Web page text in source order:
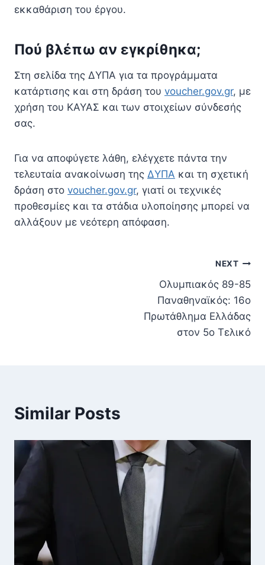
εκκαθάριση του έργου.
Πού βλέπω αν εγκρίθηκα;
Στη σελίδα της ΔΥΠΑ για τα προγράμματα
κατάρτισης και στη δράση του voucher.gov.gr, με
χρήση του ΚΑΥΑΣ και των στοιχείων σύνδεσής
σας.
Για να αποφύγετε λάθη, ελέγχετε πάντα την
τελευταία ανακοίνωση της ΔΥΠΑ και τη σχετική
δράση στο voucher.gov.gr, γιατί οι τεχνικές
προθεσμίες και τα στάδια υλοποίησης μπορεί να
αλλάξουν με νεότερη απόφαση.
NEXT
Ολυμπιακός 89-85
Παναθηναϊκός: 16ο
Πρωτάθλημα Ελλάδας
στον 5ο Τελικό
Similar Posts